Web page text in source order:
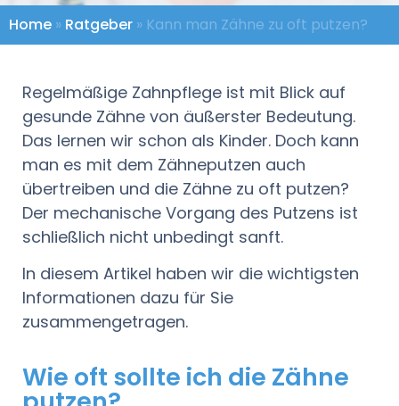
Home » Ratgeber » Kann man Zähne zu oft putzen?
Regelmäßige Zahnpflege ist mit Blick auf
gesunde Zähne von äußerster Bedeutung.
Das lernen wir schon als Kinder. Doch kann
man es mit dem Zähneputzen auch
übertreiben und die Zähne zu oft putzen?
Der mechanische Vorgang des Putzens ist
schließlich nicht unbedingt sanft.
In diesem Artikel haben wir die wichtigsten
Informationen dazu für Sie
zusammengetragen.
Wie oft sollte ich die Zähne